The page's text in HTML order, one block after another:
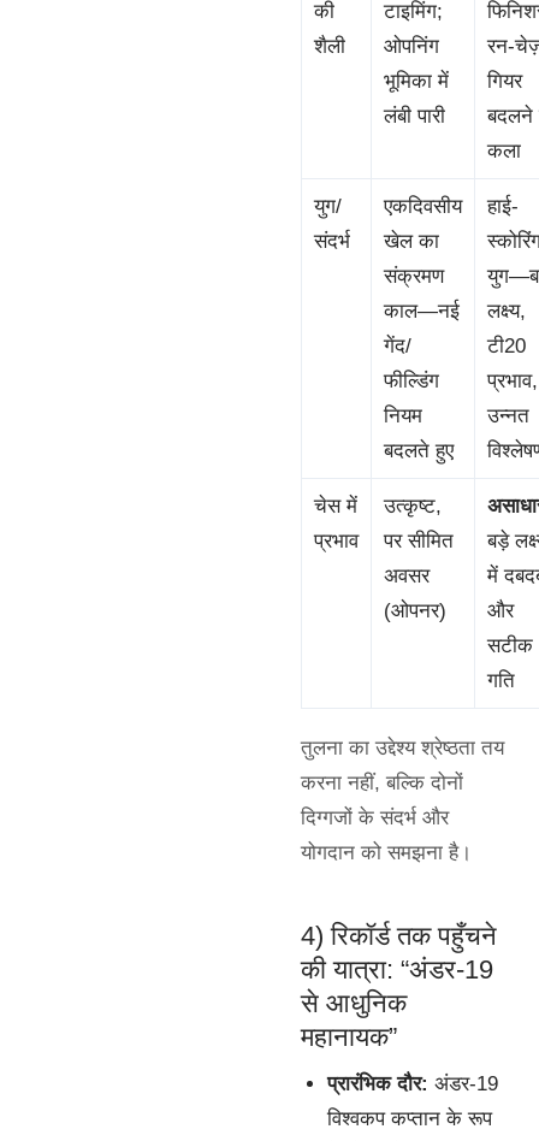
की
शैली
टाइमिंग;
ओपनिंग
भूमिका में
लंबी पारी
रन-
गियर
बदलने
कला
युग/
संदर्भ
एकदिवसीय
खेल का
संक्रमण
काल—नई
गेंद/
फील्डिंग
नियम
बदलते हुए
हाई-
लक्ष्य,
टी20
प्रभाव,
उन्नत
चेस में
प्रभाव
उत्कृष्ट,
पर सीमित
अवसर
(ओपनर)
बड़े
में
और
सटीक
गति
तुलना का उद्देश्य श्रेष्ठता तय
करना नहीं, बल्कि दोनों
दिग्गजों के संदर्भ और
योगदान को समझना है।
4) रिकॉर्ड तक पहुँचने
की यात्रा: “अंडर-19
से आधुनिक
महानायक”
प्रारंभिक दौर: अंडर-19
विश्वकप कप्तान के रूप